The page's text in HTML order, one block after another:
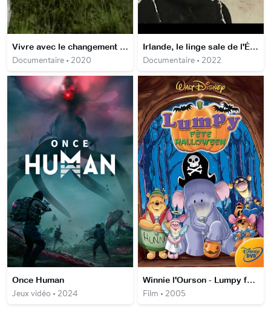
Vivre avec le changement climatique - 24 h avec ceux qui le subissent déjà - La Chaleur
Documentaire • 2020
Irlande, le linge sale de l'Église - Les Blanchisseuses de la Madeleine
Documentaire • 2022
Once Human
Jeux vidéo • 2024
Winnie l'Ourson - Lumpy fête Halloween
Film • 2005